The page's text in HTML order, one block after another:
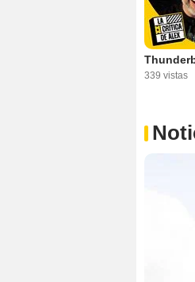
339 vistas